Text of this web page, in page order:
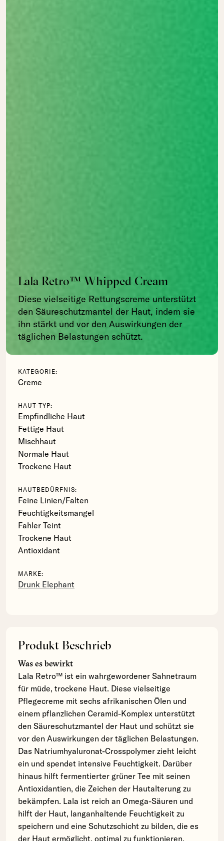
Lala Retro™ Whipped Cream
Diese vielseitige Rettungscreme unterstützt
den Säureschutzmantel der Haut, indem sie
ihn stärkt und vor den Auswirkungen der
täglichen Belastungen schützt.
KATEGORIE:
Creme
HAUT-TYP:
Empfindliche Haut
Fettige Haut
Mischhaut
Normale Haut
Trockene Haut
HAUTBEDÜRFNIS:
Feine Linien/Falten
Feuchtigkeitsmangel
Fahler Teint
Trockene Haut
Antioxidant
MARKE:
Drunk Elephant
Produkt Beschrieb
Was es bewirkt
Lala Retro™ ist ein wahrgewordener Sahnetraum
für müde, trockene Haut. Diese vielseitige
Pflegecreme mit sechs afrikanischen Ölen und
einem pflanzlichen Ceramid-Komplex unterstützt
den Säureschutzmantel der Haut und schützt sie
vor den Auswirkungen der täglichen Belastungen.
Das Natriumhyaluronat-Crosspolymer zieht leicht
ein und spendet intensive Feuchtigkeit. Darüber
hinaus hilft fermentierter grüner Tee mit seinen
Antioxidantien, die Zeichen der Hautalterung zu
bekämpfen. Lala ist reich an Omega-Säuren und
hilft der Haut, langanhaltende Feuchtigkeit zu
speichern und eine Schutzschicht zu bilden, die es
der Haut ermöglicht, optimal zu funktionieren.